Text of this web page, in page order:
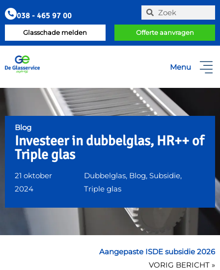
038 - 465 97 00
Glasschade melden Offerte aanvragen
Menu
Blog
Investeer in dubbelglas, HR++ of
Triple glas
21 oktober
2024
Dubbelglas, Blog,Subsidie,
Triple glas
Aangepaste ISDE subsidie 2026
VORIG BERICHT »